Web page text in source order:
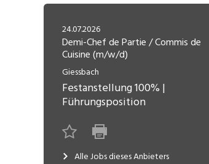
Freelance
Lehrstelle
Engineering, Technik, Architektur
Gastronomie, Hotellerie,
Tourismus, Lebensmittel
Informatik, Telekommunikation
Marketing, Kommunikation,
Medien, Druck
24.07.2026
Demi-Chef de Partie / Commis de
Cuisine (m/w/d)
Giessbach
Festanstellung100% |
Führungsposition
Alle Jobs dieses Anbieters